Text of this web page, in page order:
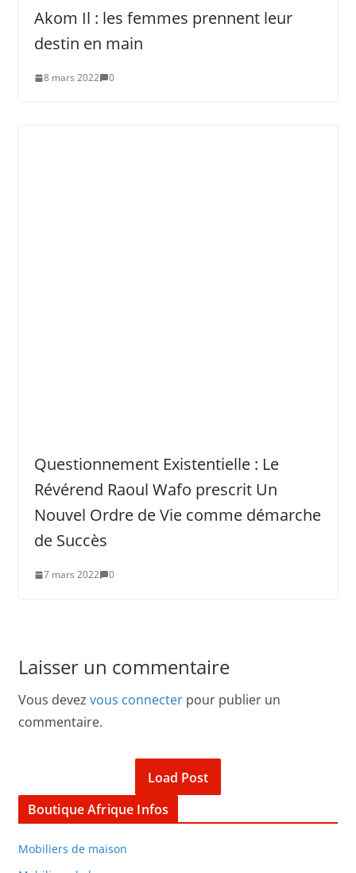
Akom Il : les femmes prennent leur
destin en main
8 mars 2022 0
Questionnement Existentielle : Le
Révérend Raoul Wafo prescrit Un
Nouvel Ordre de Vie comme démarche
de Succès
7 mars 2022 0
Laisser un commentaire
Vous devez vous connecterpour publier un
commentaire.
Load Post
Boutique Afrique Infos
Mobiliers de maison